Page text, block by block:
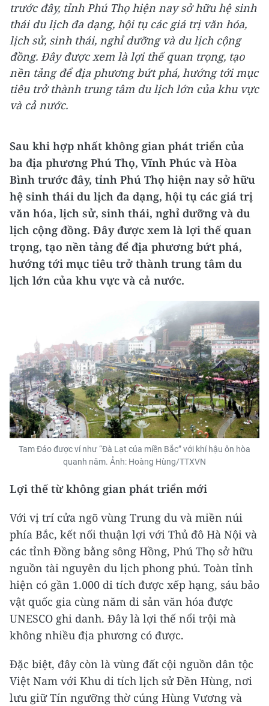
trước đây, tỉnh Phú Thọ hiện nay sở hữu hệ sinh
thái du lịch đa dạng, hội tụ các giá trị văn hóa,
lịch sử, sinh thái, nghỉ dưỡng và du lịch cộng
đồng. Đây được xem là lợi thế quan trọng, tạo
nền tảng để địa phương bứt phá, hướng tới mục
tiêu trở thành trung tâm du lịch lớn của khu vực
và cả nước.
Sau khi hợp nhất không gian phát triển của
ba địa phương Phú Thọ, Vĩnh Phúc và Hòa
Bình trước đây, tỉnh Phú Thọ hiện nay sở hữu
hệ sinh thái du lịch đa dạng, hội tụ các giá trị
văn hóa, lịch sử, sinh thái, nghỉ dưỡng và du
lịch cộng đồng. Đây được xem là lợi thế quan
trọng, tạo nền tảng để địa phương bứt phá,
hướng tới mục tiêu trở thành trung tâm du
lịch lớn của khu vực và cả nước.
Tam Đảo được ví như “Đà Lạt của miền Bắc” với khí hậu ôn hòa
quanh năm. Ảnh: Hoàng Hùng/TTXVN
Lợi thế từ không gian phát triển mới
Với vị trí cửa ngõ vùng Trung du và miền núi
phía Bắc, kết nối thuận lợi với Thủ đô Hà Nội và
các tỉnh Đồng bằng sông Hồng, Phú Thọ sở hữu
nguồn tài nguyên du lịch phong phú. Toàn tỉnh
hiện có gần 1.000 di tích được xếp hạng, sáu bảo
vật quốc gia cùng năm di sản văn hóa được
UNESCO ghi danh. Đây là lợi thế nổi trội mà
không nhiều địa phương có được.
Đặc biệt, đây còn là vùng đất cội nguồn dân tộc
Việt Nam với Khu di tích lịch sử Đền Hùng, nơi
lưu giữ Tín ngưỡng thờ cúng Hùng Vương và